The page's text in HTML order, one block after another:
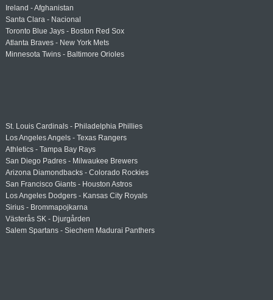
Ireland - Afghanistan
Santa Clara - Nacional
Toronto Blue Jays - Boston Red Sox
Atlanta Braves - New York Mets
Minnesota Twins - Baltimore Orioles
St. Louis Cardinals - Philadelphia Phillies
Los Angeles Angels - Texas Rangers
Athletics - Tampa Bay Rays
San Diego Padres - Milwaukee Brewers
Arizona Diamondbacks - Colorado Rockies
San Francisco Giants - Houston Astros
Los Angeles Dodgers - Kansas City Royals
Sirius - Brommapojkarna
Västerås SK - Djurgården
Salem Spartans - Siechem Madurai Panthers